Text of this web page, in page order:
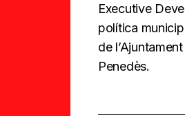
Executive
política
de
Penedès.